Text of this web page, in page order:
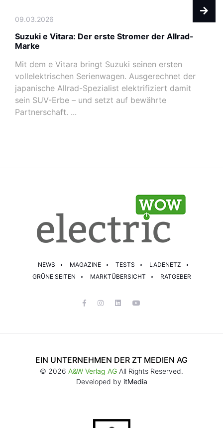
09.03.2026
Suzuki e Vitara: Der erste Stromer der Allrad-
Marke
Mit dem e Vitara bringt Suzuki seinen ersten
vollelektrischen Serienwagen. Ausgerechnet der
japanische Allrad-Spezialist elektrifiziert damit
sein SUV-Erbe – und setzt auf bewährte
Partnerschaft. ...
NEWS MAGAZINE TESTS
LADENETZ
GRÜNE SEITEN
MARKTÜBERSICHT RATGEBER
EIN UNTERNEHMEN DER ZT MEDIEN AG
© 2026 A&W Verlag AG All Rights Reserved.
Developed by itMedia